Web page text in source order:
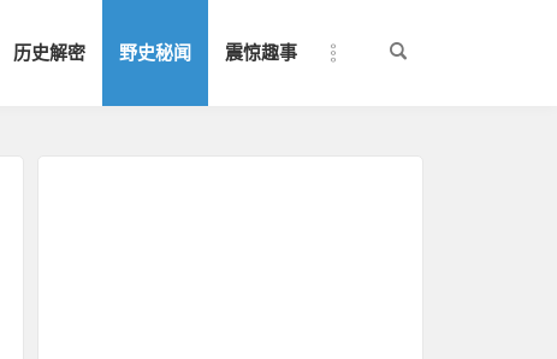
历史解密 野史秘闻 震惊趣事